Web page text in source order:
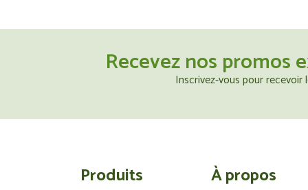
Recevez nos promos
Inscrivez-vous pour
Produits À propos